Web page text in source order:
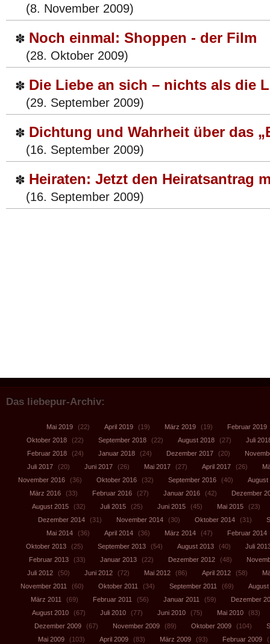
(8. November 2009)
✽ Noch einmal: Shoppen - der Film
(28. Oktober 2009)
✽ Die Liebe an sich – nichts als die
(29. September 2009)
✽ Dichtung und Wahrheit über das
(16. September 2009)
✽ Heiraten: Jetzt den Heiratsantrag
(16. September 2009)
Das liebepur-Archiv:
Mai 2019 (22) April 2019 (19) März 2019 (19) Februar 2019
Oktober 2018
(22) September 2018 (22) August 2018 (27)
Juli
Februar 2018
(24) Januar 2018 (24) Dezember 2017 (20)
Juli 2017
(20) Juni 2017 (26) Mai 2017 (27) April 2017 (26)
November 2016
(36) Oktober 2016 (32) September 2016 (40)
August
März 2016
(33) Februar 2016 (27) Januar 2016 (42)
Dezember
August 2015
(32) Juli 2015 (25) Juni 2015 (45) Mai 2015
(23)
Dezember 2014
(31) November 2014 (30) Oktober 2014 (31)
Mai 2014
(36) April 2014 (36) März 2014 (47) Februar 2014
Oktober 2013
(25) September 2013 (54) August 2013 (40)
Juli
Februar 2013
(33) Januar 2013 (22) Dezember 2012 (48)
Juli 2012
(50) Juni 2012 (72) Mai 2012 (86) April 2012 (58)
November 2011
(60) Oktober 2011 (34) September 2011 (69)
August
März 2011
(69) Februar 2011 (56) Januar 2011 (59)
Dezember
August 2010
(67) Juli 2010 (77) Juni 2010 (75) Mai 2010
(83)
Dezember 2009
(67) November 2009 (89) Oktober 2009 (104)
Mai 2009
(103) April 2009 (83) März 2009 (93) Februar 2009